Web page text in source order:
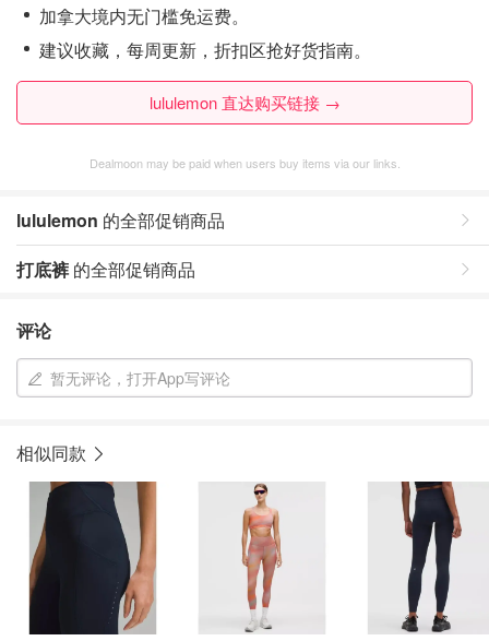
加拿大境内无门槛免运费。
建议收藏，每周更新，折扣区抢好货指南。
lululemon 直达购买链接 →
Dealmoon may be paid when users buy items via our links.
lululemon 的全部促销商品
打底裤 的全部促销商品
评论
暂无评论，打开App写评论
相似同款